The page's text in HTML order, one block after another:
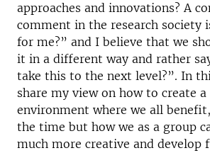
approaches and innovations? A
comment in the research society
for me?” and I believe that we
it in a different way and rather
take this to the next level?”. In
share my view on how to create
environment where we all
the time but how we as a group
much more creative and develop